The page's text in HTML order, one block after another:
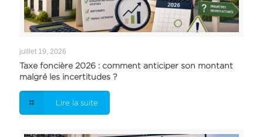
juillet 19, 2026
Taxe foncière 2026 : comment anticiper son montant
malgré les incertitudes ?
Lire la suite